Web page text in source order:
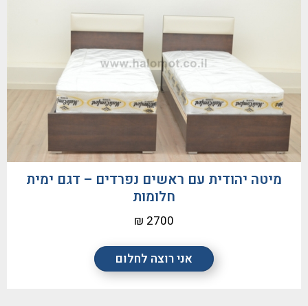
אני רוצה לחלום
מיטה יהודית עם ראשים נפרדים – דגם ימית
חלומות
2700 ₪